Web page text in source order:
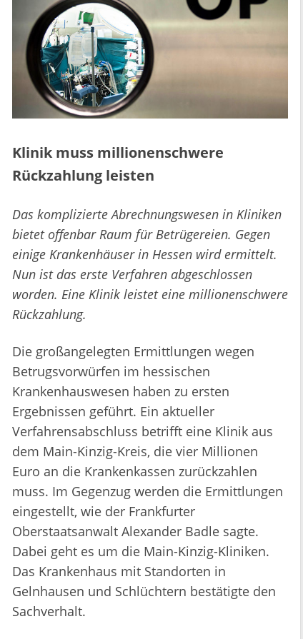
Klinik muss millionenschwere
Rückzahlung leisten
Das komplizierte Abrechnungswesen in Kliniken
bietet offenbar Raum für Betrügereien. Gegen
einige Krankenhäuser in Hessen wird ermittelt.
Nun ist das erste Verfahren abgeschlossen
worden. Eine Klinik leistet eine millionenschwere
Rückzahlung.
Die großangelegten Ermittlungen wegen
Betrugsvorwürfen im hessischen
Krankenhauswesen haben zu ersten
Ergebnissen geführt. Ein aktueller
Verfahrensabschluss betrifft eine Klinik aus
dem Main-Kinzig-Kreis, die vier Millionen
Euro an die Krankenkassen zurückzahlen
muss. Im Gegenzug werden die Ermittlungen
eingestellt, wie der Frankfurter
Oberstaatsanwalt Alexander Badle sagte.
Dabei geht es um die Main-Kinzig-Kliniken.
Das Krankenhaus mit Standorten in
Gelnhausen und Schlüchtern bestätigte den
Sachverhalt.